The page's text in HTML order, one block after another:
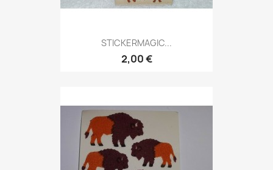
STICKERMAGIC...
2,00 €